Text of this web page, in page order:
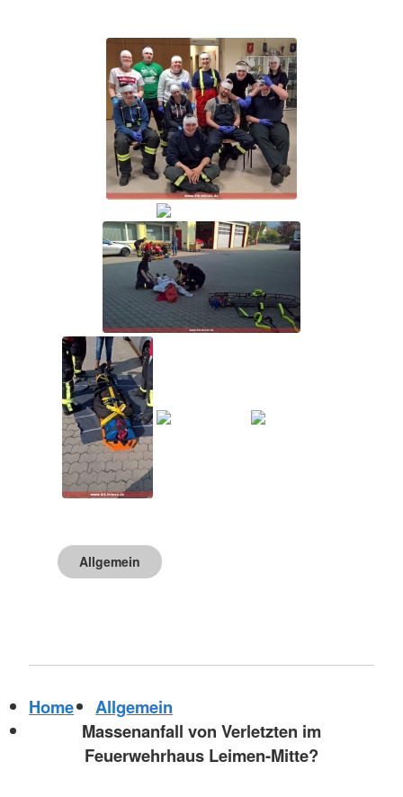
Allgemein
Home
Allgemein
Massenanfall von Verletzten im
Feuerwehrhaus Leimen-Mitte?